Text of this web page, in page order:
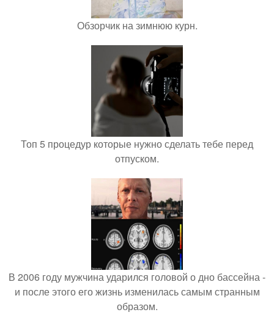
Обзорчик на зимнюю курн.
Топ 5 процедур которые нужно сделать тебе перед
отпуском.
В 2006 году мужчина ударился головой о дно бассейна -
и после этого его жизнь изменилась самым странным
образом.